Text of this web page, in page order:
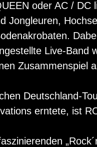
oder AC /
Jongleuren,
Live-Band
Zusammenspiel
Deutschland-
erntete, ist